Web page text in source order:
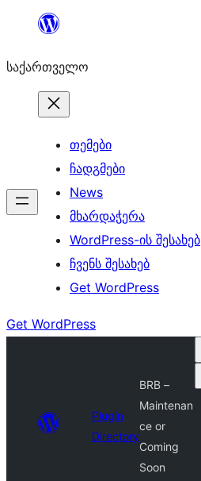
შიგთავსზე
საქართველო
თემები
ჩადგმები
News
მხარდაჭერა
WordPress-ის შესახებ
ჩვენს შესახებ
Get WordPress
Get WordPress
Plugin
Directory
BRB –
Maintenan
ce or
Coming
Soon